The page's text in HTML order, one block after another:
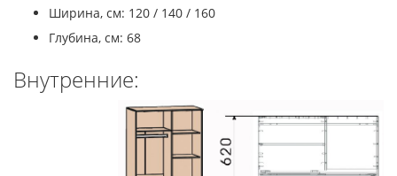
Ширина, см: 120 / 140 / 160
Глубина, см: 68
Внутренние: